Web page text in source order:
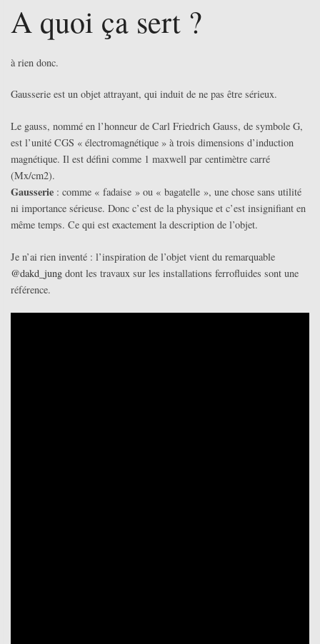
A quoi ça sert ?
à rien donc.
Gausserie est un objet attrayant, qui induit de ne pas être sérieux.
Le gauss, nommé en l’honneur de Carl Friedrich Gauss, de symbole G,
est l’unité CGS « électromagnétique » à trois dimensions d’induction
magnétique. Il est défini comme 1 maxwell par centimètre carré
(Mx/cm2).
Gausserie : comme « fadaise » ou « bagatelle », une chose sans utilité
ni importance sérieuse. Donc c’est de la physique et c’est insignifiant en
même temps. Ce qui est exactement la description de l’objet.
Je n’ai rien inventé : l’inspiration de l’objet vient du remarquable
@dakd_jung dont les travaux sur les installations ferrofluides sont une
référence.